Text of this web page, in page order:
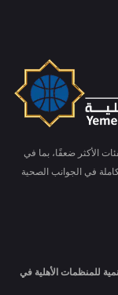
الأكثر ضعفًا، بما في
في الجوانب الصحية
للمنظمات الأهلية في